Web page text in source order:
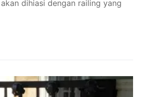
Murah
dihiasi dengan railing yang